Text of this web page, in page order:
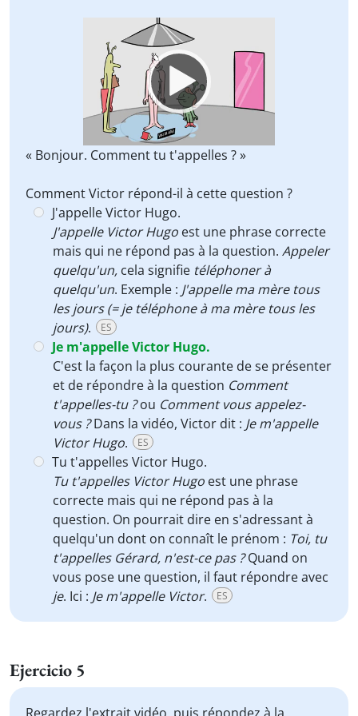
Player
« Bonjour. Comment tu t'appelles ? »
Comment Victor répond-il à cette question ?
J'appelle Victor Hugo.
J'appelle Victor Hugo est une phrase correcte
mais qui ne répond pas à la question. Appeler
quelqu'un, cela signifie téléphoner à
quelqu'un. Exemple : J'appelle ma mère tous
les jours (= je téléphone à ma mère tous les
jours). ES
Je m'appelle Victor Hugo.
C'est la façon la plus courante de se présenter
et de répondre à la question Comment
t'appelles-tu ?ou Comment vous appelez-
vous ?Dans la vidéo, Victor dit : Je m'appelle
Victor Hugo. ES
Tu t'appelles Victor Hugo.
Tu t'appelles Victor Hugo est une phrase
correcte mais qui ne répond pas à la
question. On pourrait dire en s'adressant à
quelqu'un dont on connaît le prénom : Toi, tu
t'appelles Gérard, n'est-ce pas ?Quand on
vous pose une question, il faut répondre avec
je. Ici : Je m'appelle Victor. ES
Ejercicio 5